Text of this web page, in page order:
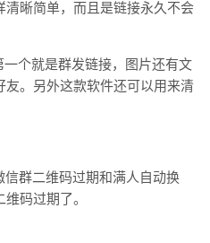
清晰简单，而且是链接永久不会
一个就是群发链接，图片还有文
友。另外这款软件还可以用来清
信群二维码过期和满人自动换
码过期了。